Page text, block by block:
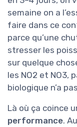
semaine on a
faire dans ce
parce qu’une
stresser les
sur quelque
les NO2 et NO3,
biologique n’a
Là où ça coince
performance.